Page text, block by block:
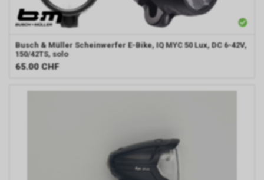
Busch & Müller Scheinwerfer E-Bike, IQ MYC 50 Lux, DC 6-42V,
150/42TS, solo
65.00 CHF